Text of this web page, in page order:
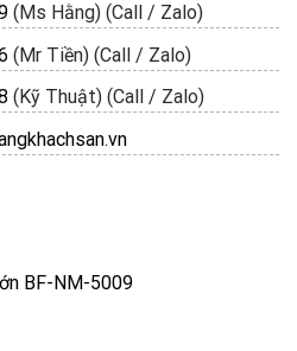
(Ms Hằng) (Call / Zalo)
(Mr Tiền) (Call / Zalo)
(Kỹ Thuật) (Call / Zalo)
BF-NM-5009